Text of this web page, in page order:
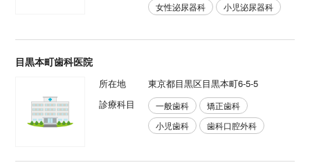
女性泌尿器科
小児泌尿器科
目黒本町歯科医院
所在地
東京都目黒区目黒本町6-5-5
診療科目
一般歯科
矯正歯科
小児歯科
歯科口腔外科